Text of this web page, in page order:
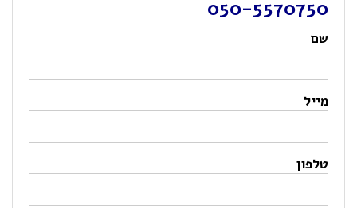
050-5570750
שם
מייל
טלפון